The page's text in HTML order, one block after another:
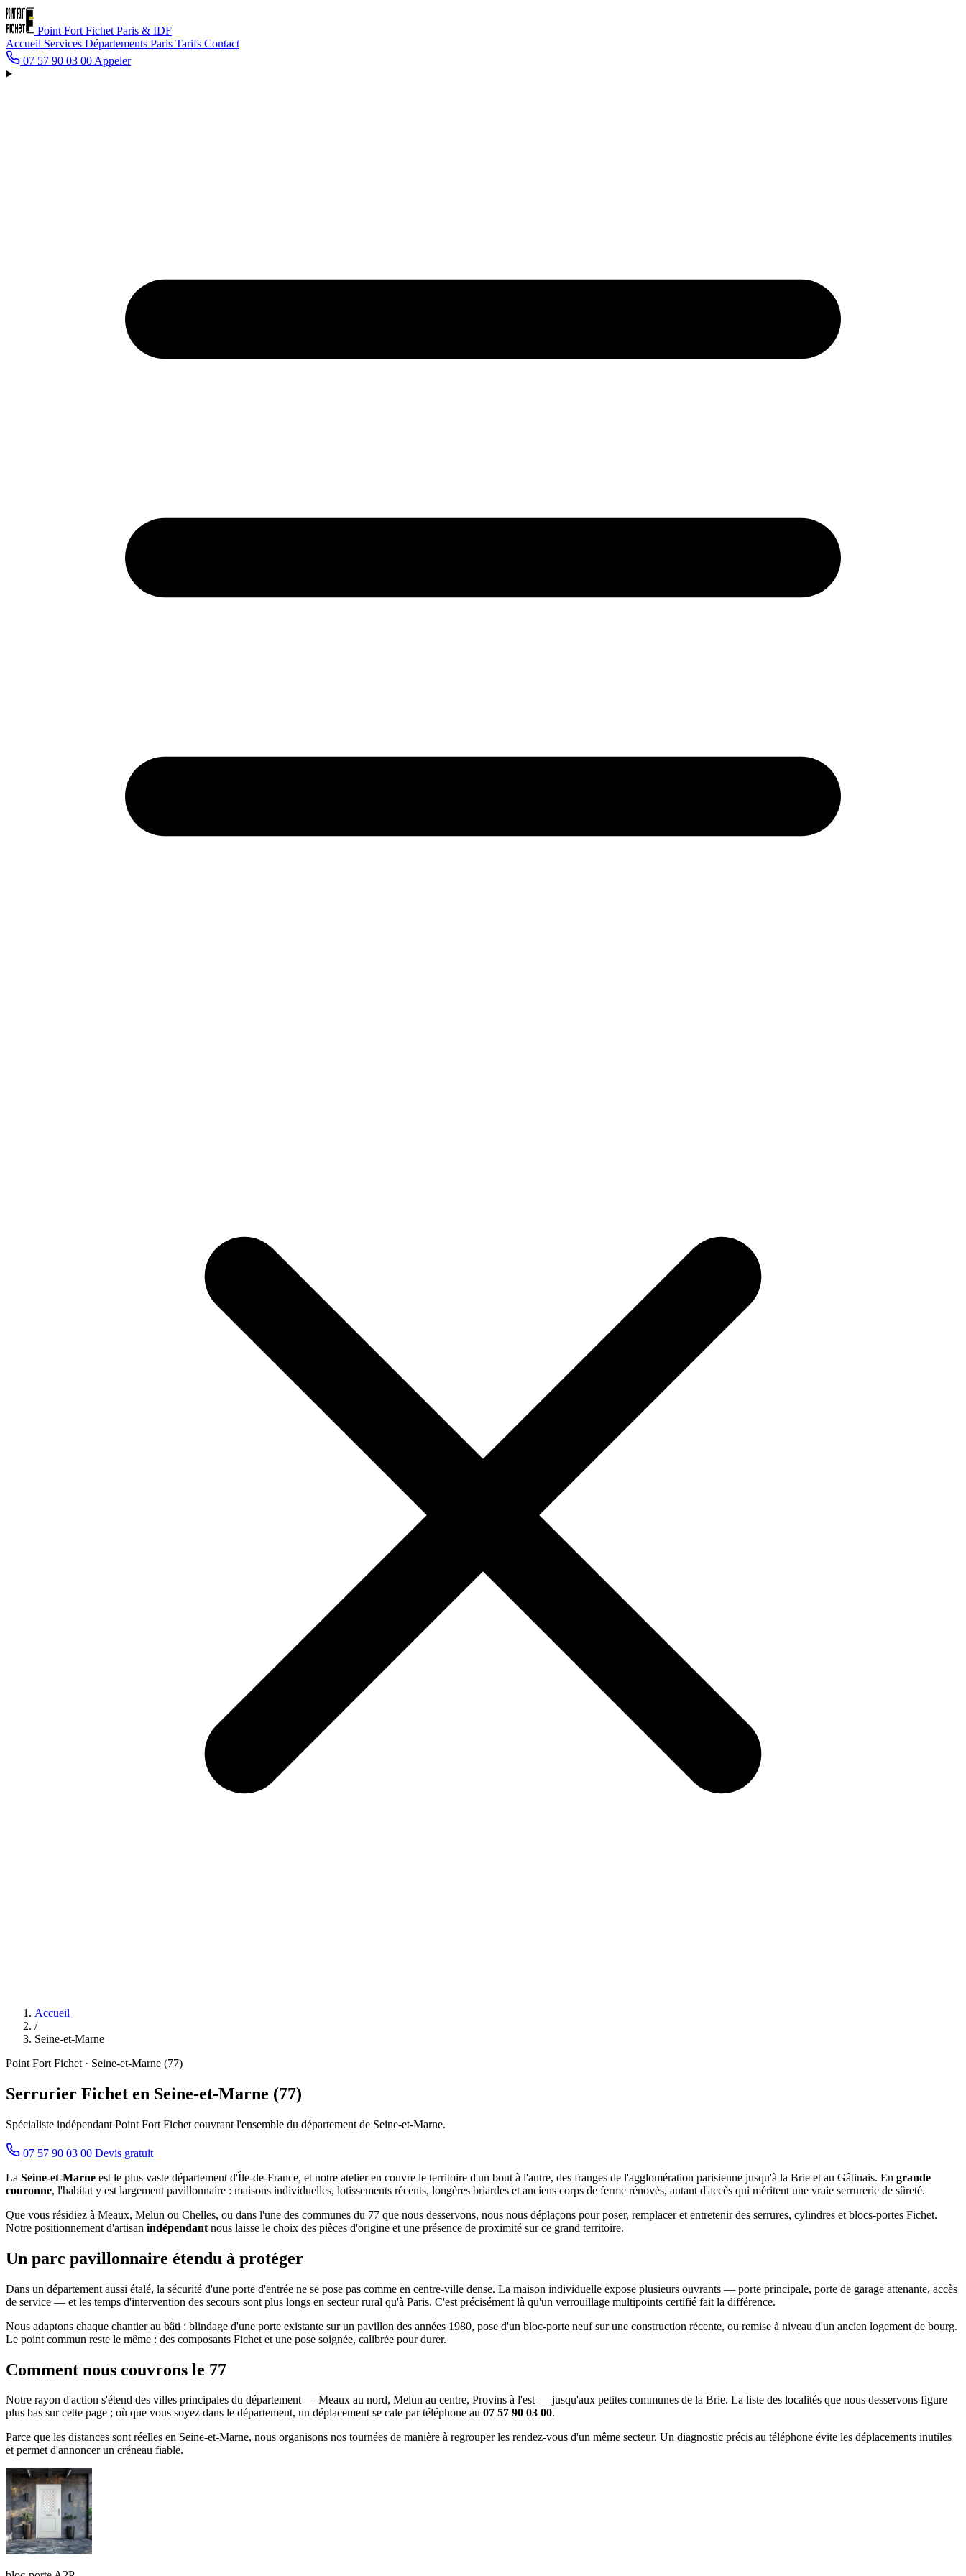
Point Fort Fichet Paris & IDF
Accueil Services Départements Paris Tarifs Contact
07 57 90 03 00 Appeler
Accueil
/
Seine-et-Marne
Point Fort Fichet · Seine-et-Marne (77)
Serrurier Fichet en Seine-et-Marne (77)
Spécialiste indépendant Point Fort Fichet couvrant l'ensemble du département de Seine-et-Marne.
07 57 90 03 00 Devis gratuit
La Seine-et-Marne est le plus vaste département d'Île-de-France, et notre atelier en couvre le territoire d'un bout à l'autre, des franges de l'agglomération parisienne jusqu'à la Brie et au Gâtinais. En grande
couronne, l'habitat y est largement pavillonnaire : maisons individuelles, lotissements récents, longères briardes et anciens corps de ferme rénovés, autant d'accès qui méritent une vraie serrurerie de sûreté.
Que vous résidiez à Meaux, Melun ou Chelles, ou dans l'une des communes du 77 que nous desservons, nous nous déplaçons pour poser, remplacer et entretenir des serrures, cylindres et blocs-portes Fichet.
Notre positionnement d'artisan indépendant nous laisse le choix des pièces d'origine et une présence de proximité sur ce grand territoire.
Un parc pavillonnaire étendu à protéger
Dans un département aussi étalé, la sécurité d'une porte d'entrée ne se pose pas comme en centre-ville dense. La maison individuelle expose plusieurs ouvrants — porte principale, porte de garage attenante, accès
de service — et les temps d'intervention des secours sont plus longs en secteur rural qu'à Paris. C'est précisément là qu'un verrouillage multipoints certifié fait la différence.
Nous adaptons chaque chantier au bâti : blindage d'une porte existante sur un pavillon des années 1980, pose d'un bloc-porte neuf sur une construction récente, ou remise à niveau d'un ancien logement de bourg.
Le point commun reste le même : des composants Fichet et une pose soignée, calibrée pour durer.
Comment nous couvrons le 77
Notre rayon d'action s'étend des villes principales du département — Meaux au nord, Melun au centre, Provins à l'est — jusqu'aux petites communes de la Brie. La liste des localités que nous desservons figure
plus bas sur cette page ; où que vous soyez dans le département, un déplacement se cale par téléphone au 07 57 90 03 00.
Parce que les distances sont réelles en Seine-et-Marne, nous organisons nos tournées de manière à regrouper les rendez-vous d'un même secteur. Un diagnostic précis au téléphone évite les déplacements inutiles
et permet d'annoncer un créneau fiable.